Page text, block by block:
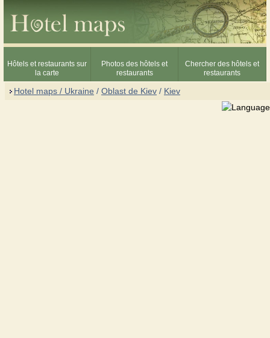
Hôtels et restaurants sur
la carte
Photos des hôtels et
restaurants
Chercher des hôtels et
restaurants
Hotel maps / Ukraine / Oblast de Kiev / Kiev